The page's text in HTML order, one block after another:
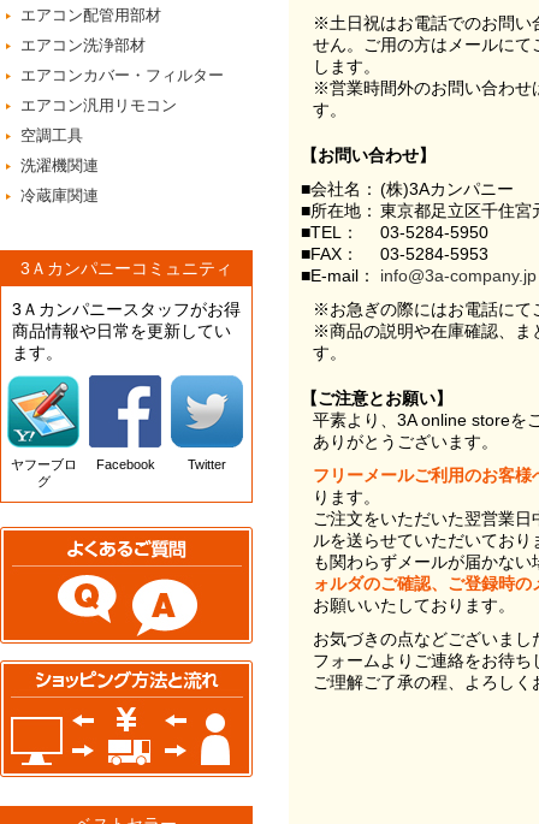
エアコン配管用部材
エアコン洗浄部材
エアコンカバー・フィルター
エアコン汎用リモコン
空調工具
洗濯機関連
冷蔵庫関連
3Ａカンパニーコミュニティ
3Ａカンパニースタッフがお得
商品情報や日常を更新してい
ます。
ヤフーブロ
グ
Facebook Twitter
※土日祝はお電話でのお問い
せん。ご用の方はメールに
します。
※営業時間外のお問い合わせ
す。
【お問い合わせ】
■会社名： (株)3Aカンパニー
■所在地： 東京都足立区千住
■TEL：
03-5284-5950
■FAX：
03-5284-5953
■E-mail：
info@3a-company.jp
※お急ぎの際にはお電話にて
※商品の説明や在庫確認、ま
す。
【ご注意とお願い】
平素より、3A online storeを
ありがとうございます。
フリーメールご利用のお客様
ります。
ご注文をいただいた翌営業
ルを送らせていただいてお
も関わらずメールが届かない
ォルダのご確認、ご登録時
お願いいたしております。
お気づきの点などございま
フォームよりご連絡をお待ち
ご理解ご了承の程、よろし